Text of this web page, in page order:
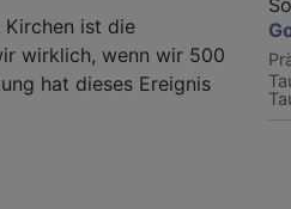
Kirchen ist die
wirklich, wenn wir 500
hat dieses Ereignis